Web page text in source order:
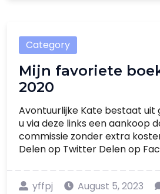
Category
Mijn favoriete
2020
Avontuurlijke Kate bestaat uit
u via deze links een aankoop
commissie zonder extra
Delen op Twitter Delen op
yffpj August 5, 2023